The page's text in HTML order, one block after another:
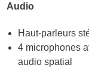
Audio
Haut-parleurs
4 microphones
audio spatial